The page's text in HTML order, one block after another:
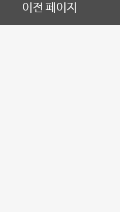
이전 페이지